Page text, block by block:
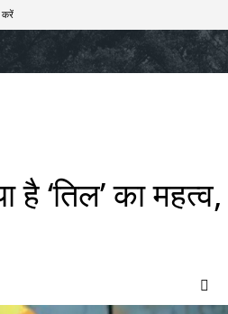
करें
खेल टेक – ऑटो राज्य
‘तिल’ का